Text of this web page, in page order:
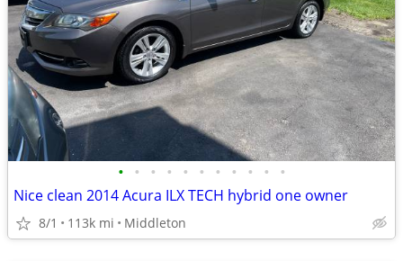
• • • • • • • • • • •
Nice clean 2014 Acura ILX TECH hybrid one owner
8/1 113k mi Middleton